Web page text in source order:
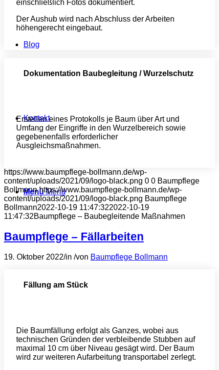
Blog
Kontakt
Menü Menü
einschließlich Fotos dokumentiert.
Der Aushub wird nach Abschluss der Arbeiten
höhengerecht eingebaut.
Dokumentation Baubegleitung / Wurzelschutz
Erstellen eines Protokolls je Baum über Art und
Umfang der Eingriffe in den Wurzelbereich sowie
gegebenenfalls erforderlicher
Ausgleichsmaßnahmen.
https://www.baumpflege-bollmann.de/wp-
content/uploads/2021/09/logo-black.png 0 0 Baumpflege
Bollmann https://www.baumpflege-bollmann.de/wp-
content/uploads/2021/09/logo-black.png Baumpflege
Bollmann2022-10-19 11:47:322022-10-19
11:47:32Baumpflege – Baubegleitende Maßnahmen
Baumpflege – Fällarbeiten
19. Oktober 2022/in /von Baumpflege Bollmann
Fällung am Stück
Die Baumfällung erfolgt als Ganzes, wobei aus
technischen Gründen der verbleibende Stubben auf
maximal 10 cm über Niveau gesägt wird. Der Baum
wird zur weiteren Aufarbeitung transportabel zerlegt.